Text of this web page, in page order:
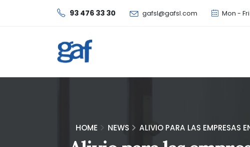
93 476 33 30 gafsl@gafsl.com Mon -
HOME NEWS ALIVIO PARA LAS EMPRESAS